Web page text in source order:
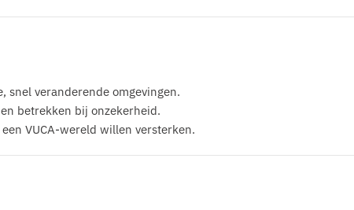
snel veranderende omgevingen.
betrekken bij onzekerheid.
VUCA-wereld willen versterken.